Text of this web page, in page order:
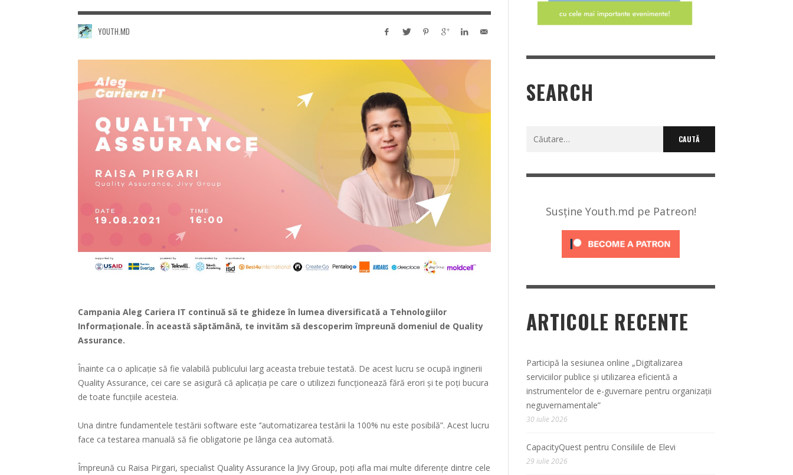
YOUTH.MD
Campania Aleg Cariera IT continuă să te ghideze în lumea diversificată a Tehnologiilor
Informaționale. În această săptămână, te invităm să descoperim împreună domeniul de Quality
Assurance.
Înainte ca o aplicație să fie valabilă publicului larg aceasta trebuie testată. De acest lucru se ocupă inginerii
Quality Assurance, cei care se asigură că aplicația pe care o utilizezi funcționează fără erori și te poți bucura
de toate funcțiile acesteia.
Una dintre fundamentele testării software este ‘’automatizarea testării la 100% nu este posibilă”. Acest lucru
face ca testarea manuală să fie obligatorie pe lânga cea automată.
Împreună cu Raisa Pirgari, specialist Quality Assurance la Jivy Group, poți afla mai multe diferențe dintre cele
SEARCH
Caută
Susține Youth.md pe Patreon!
ARTICOLE RECENTE
Participă la sesiunea online „Digitalizarea
serviciilor publice și utilizarea eficientă a
instrumentelor de e-guvernare pentru organizații
neguvernamentale”
30 iulie 2026
CapacityQuest pentru Consiliile de Elevi
29 iulie 2026